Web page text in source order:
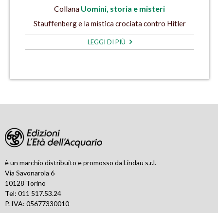
Collana Uomini, storia e misteri
Stauffenberg e la mistica crociata contro Hitler
LEGGI DI PIÙ
è un marchio distribuito e promosso da Lindau s.r.l.
Via Savonarola 6
10128 Torino
Tel: 011 517.53.24
P. IVA: 05677330010